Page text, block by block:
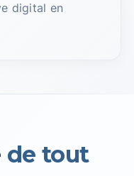
digital en
de tout